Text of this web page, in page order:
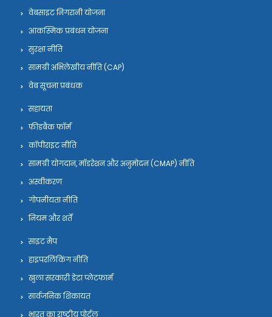
वेबसाइट निगरानी योजना
आकस्मिक प्रबंधन योजना
सुरक्षा नीति
सामग्री अभिलेखीय नीति (CAP)
वेब सूचना प्रबंधक
सहायता
फीडबैक फॉर्म
कॉपीराइट नीति
सामग्री योगदान, मॉडरेशन और अनुमोदन (CMAP) नीति
अस्वीकरण
गोपनीयता नीति
नियम और शर्तें
साइट मैप
हाइपरलिंकिंग नीति
खुला सरकारी डेटा प्लेटफार्म
सार्वजनिक शिकायत
भारत का राष्ट्रीय पोर्टल